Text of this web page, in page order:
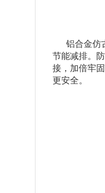
铝合金仿
节能减排。
接，加倍牢
更安全。